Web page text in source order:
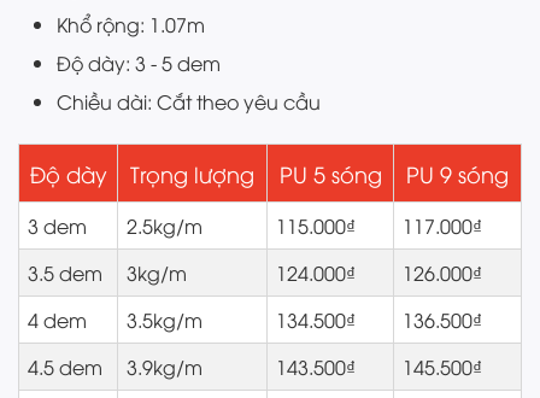
Khổ rộng: 1.07m
Độ dày: 3 - 5 dem
Chiều dài: Cắt theo yêu cầu
Độ dày Trọng lượng PU 5 sóng PU 9 sóng
3 dem 2.5kg/m 115.000₫
117.000₫
3.5 dem
3kg/m 124.000₫
126.000₫
4 dem
3.5kg/m 134.500₫
136.500₫
4.5 dem
3.9kg/m 143.500₫
145.500₫